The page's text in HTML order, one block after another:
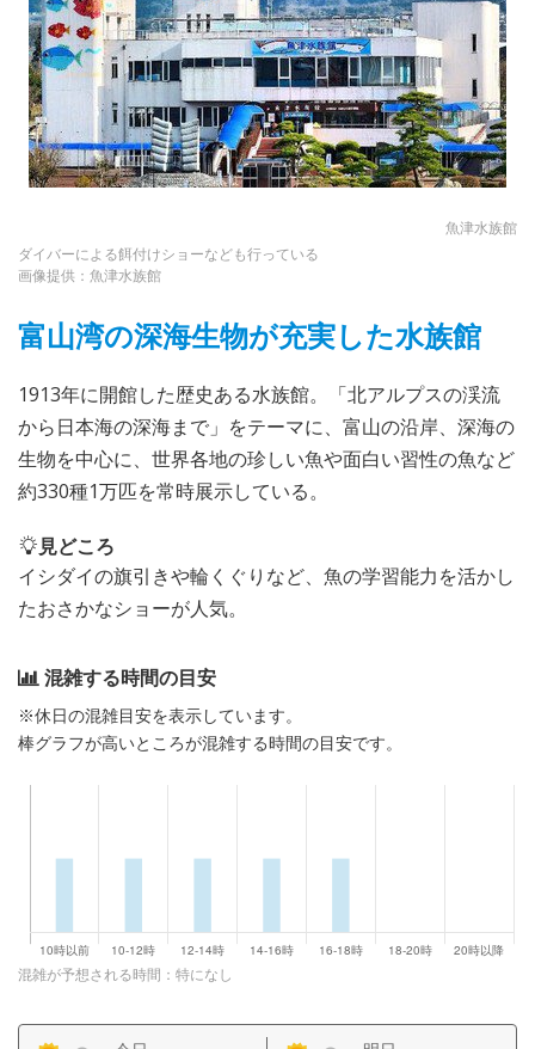
魚津水族館
ダイバーによる餌付けショーなども行っている
画像提供：魚津水族館
富山湾の深海生物が充実した水族館
1913年に開館した歴史ある水族館。「北アルプスの渓流
から日本海の深海まで」をテーマに、富山の沿岸、深海の
生物を中心に、世界各地の珍しい魚や面白い習性の魚など
約330種1万匹を常時展示している。
見どころ
イシダイの旗引きや輪くぐりなど、魚の学習能力を活かし
たおさかなショーが人気。
混雑する時間の目安
※休日の混雑目安を表示しています。
棒グラフが高いところが混雑する時間の目安です。
混雑が予想される時間：特になし